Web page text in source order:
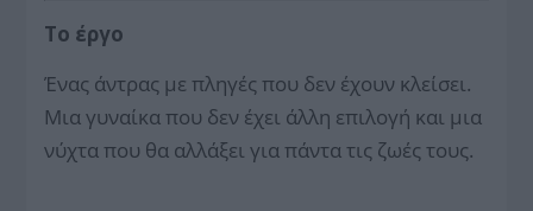
Το έργο
Ένας άντρας με πληγές που δεν έχουν κλείσει.
Μια γυναίκα που δεν έχει άλλη επιλογή και μια
νύχτα που θα αλλάξει για πάντα τις ζωές τους.